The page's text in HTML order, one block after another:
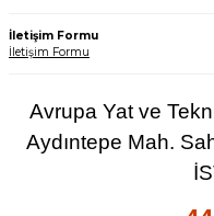
İletişim Formu
İletişim Formu
Avrupa Yat ve
Aydıntepe Mah.